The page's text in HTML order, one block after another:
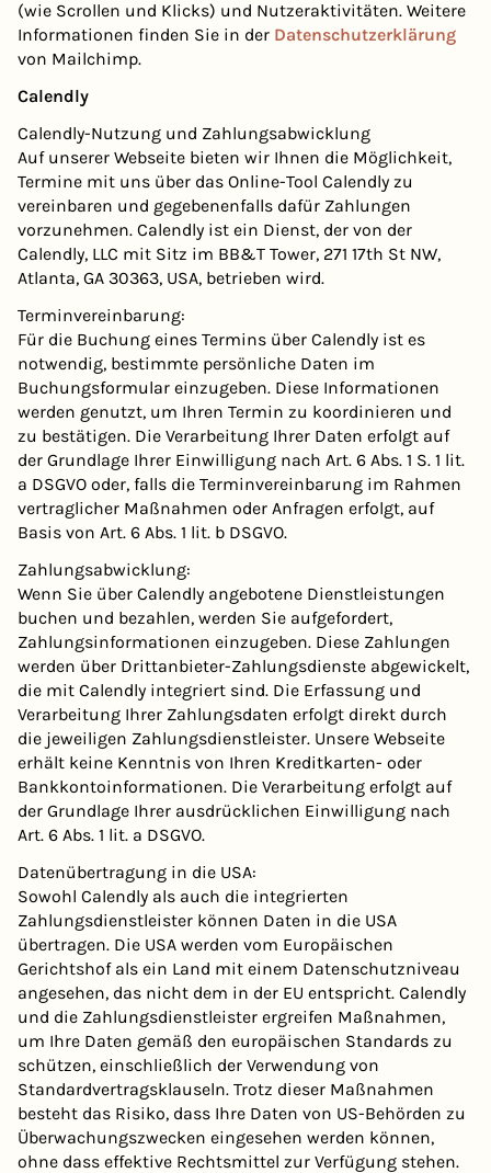
(wie Scrollen und Klicks) und Nutzeraktivitäten. Weitere
Informationen finden Sie in der Datenschutzerklärung
von Mailchimp.
Calendly
Calendly-Nutzung und Zahlungsabwicklung
Auf unserer Webseite bieten wir Ihnen die Möglichkeit,
Termine mit uns über das Online-Tool Calendly zu
vereinbaren und gegebenenfalls dafür Zahlungen
vorzunehmen. Calendly ist ein Dienst, der von der
Calendly, LLC mit Sitz im BB&T Tower, 271 17th St NW,
Atlanta, GA 30363, USA, betrieben wird.
Terminvereinbarung:
Für die Buchung eines Termins über Calendly ist es
notwendig, bestimmte persönliche Daten im
Buchungsformular einzugeben. Diese Informationen
werden genutzt, um Ihren Termin zu koordinieren und
zu bestätigen. Die Verarbeitung Ihrer Daten erfolgt auf
der Grundlage Ihrer Einwilligung nach Art. 6 Abs. 1 S. 1 lit.
a DSGVO oder, falls die Terminvereinbarung im Rahmen
vertraglicher Maßnahmen oder Anfragen erfolgt, auf
Basis von Art. 6 Abs. 1 lit. b DSGVO.
Zahlungsabwicklung:
Wenn Sie über Calendly angebotene Dienstleistungen
buchen und bezahlen, werden Sie aufgefordert,
Zahlungsinformationen einzugeben. Diese Zahlungen
werden über Drittanbieter-Zahlungsdienste abgewickelt,
die mit Calendly integriert sind. Die Erfassung und
Verarbeitung Ihrer Zahlungsdaten erfolgt direkt durch
die jeweiligen Zahlungsdienstleister. Unsere Webseite
erhält keine Kenntnis von Ihren Kreditkarten- oder
Bankkontoinformationen. Die Verarbeitung erfolgt auf
der Grundlage Ihrer ausdrücklichen Einwilligung nach
Art. 6 Abs. 1 lit. a DSGVO.
Datenübertragung in die USA:
Sowohl Calendly als auch die integrierten
Zahlungsdienstleister können Daten in die USA
übertragen. Die USA werden vom Europäischen
Gerichtshof als ein Land mit einem Datenschutzniveau
angesehen, das nicht dem in der EU entspricht. Calendly
und die Zahlungsdienstleister ergreifen Maßnahmen,
um Ihre Daten gemäß den europäischen Standards zu
schützen, einschließlich der Verwendung von
Standardvertragsklauseln. Trotz dieser Maßnahmen
besteht das Risiko, dass Ihre Daten von US-Behörden zu
Überwachungszwecken eingesehen werden können,
ohne dass effektive Rechtsmittel zur Verfügung stehen.